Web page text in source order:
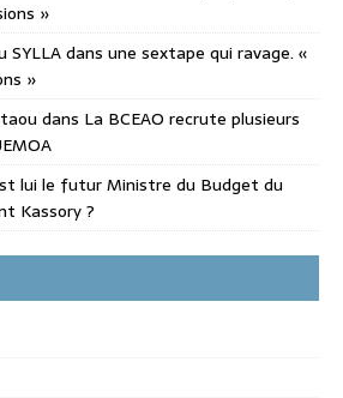
»
SYLLA dans une sextape qui ravage. «
»
dans La BCEAO recrute plusieurs
lui le futur Ministre du Budget du
Kassory ?